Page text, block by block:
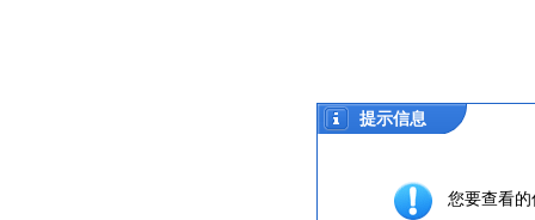
提示信息
您要查看